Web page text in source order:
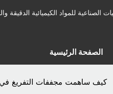
للمواد الكيميائية الدقيقة
الصفحة الرئيسية
كيف ساهمت مجففات التفريغ في